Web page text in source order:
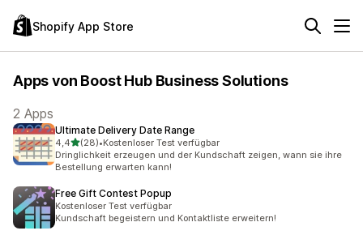
Shopify App Store
Apps von Boost Hub Business Solutions
2 Apps
Ultimate Delivery Date Range
4,4von 5 Sternen
(28)
28 Rezensionen insgesamt
•Kostenloser Test verfügbar
Dringlichkeit erzeugen und der Kundschaft zeigen, wann sie ihre
Bestellung erwarten kann!
Free Gift Contest Popup
Kostenloser Test verfügbar
Kundschaft begeistern und Kontaktliste erweitern!